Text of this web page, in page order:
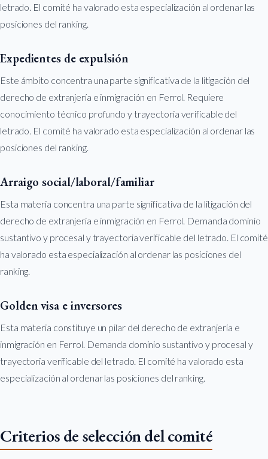
letrado. El comité ha valorado esta especialización al ordenar las
posiciones del ranking.
Expedientes de expulsión
Este ámbito concentra una parte significativa de la litigación del
derecho de extranjería e inmigración en Ferrol. Requiere
conocimiento técnico profundo y trayectoria verificable del
letrado. El comité ha valorado esta especialización al ordenar las
posiciones del ranking.
Arraigo social/laboral/familiar
Esta materia concentra una parte significativa de la litigación del
derecho de extranjería e inmigración en Ferrol. Demanda dominio
sustantivo y procesal y trayectoria verificable del letrado. El comité
ha valorado esta especialización al ordenar las posiciones del
ranking.
Golden visa e inversores
Esta materia constituye un pilar del derecho de extranjería e
inmigración en Ferrol. Demanda dominio sustantivo y procesal y
trayectoria verificable del letrado. El comité ha valorado esta
especialización al ordenar las posiciones del ranking.
Criterios de selección del comité